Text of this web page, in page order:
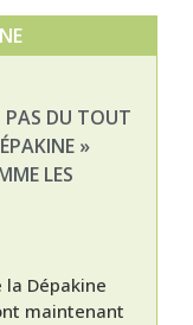
PAS DU TOUT
»
LES
la Dépakine
maintenant